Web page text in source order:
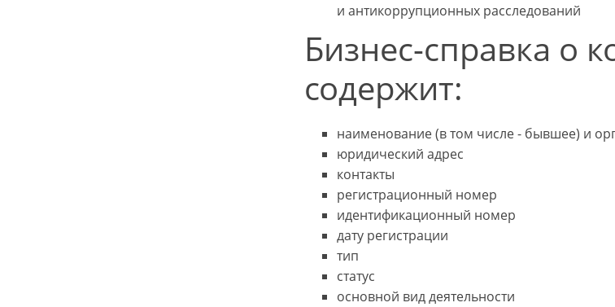
и антикоррупционных расследований
Бизнес-справка о
содержит:
наименование (в том числе - бывшее) и
юридический адрес
контакты
регистрационный номер
идентификационный номер
дату регистрации
тип
статус
основной вид деятельности